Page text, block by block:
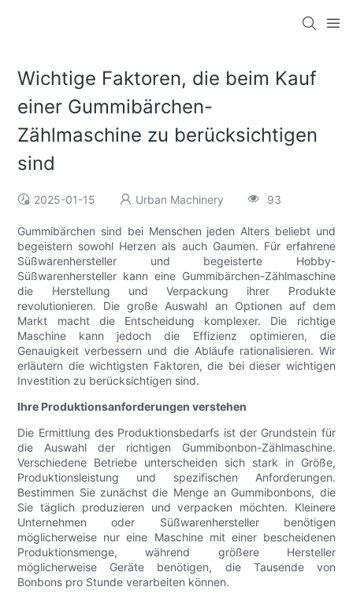
Wichtige Faktoren, die beim Kauf
einer Gummibärchen-
Zählmaschine zu berücksichtigen
sind
2025-01-15 Urban Machinery 93
Gummibärchen sind bei Menschen jeden Alters beliebt und
begeistern sowohl Herzen als auch Gaumen. Für erfahrene
Süßwarenhersteller und begeisterte Hobby-
Süßwarenhersteller kann eine Gummibärchen-Zählmaschine
die Herstellung und Verpackung ihrer Produkte
revolutionieren. Die große Auswahl an Optionen auf dem
Markt macht die Entscheidung komplexer. Die richtige
Maschine kann jedoch die Effizienz optimieren, die
Genauigkeit verbessern und die Abläufe rationalisieren. Wir
erläutern die wichtigsten Faktoren, die bei dieser wichtigen
Investition zu berücksichtigen sind.
Ihre Produktionsanforderungen verstehen
Die Ermittlung des Produktionsbedarfs ist der Grundstein für
die Auswahl der richtigen Gummibonbon-Zählmaschine.
Verschiedene Betriebe unterscheiden sich stark in Größe,
Produktionsleistung und spezifischen Anforderungen.
Bestimmen Sie zunächst die Menge an Gummibonbons, die
Sie täglich produzieren und verpacken möchten. Kleinere
Unternehmen oder Süßwarenhersteller benötigen
möglicherweise nur eine Maschine mit einer bescheidenen
Produktionsmenge, während größere Hersteller
möglicherweise Geräte benötigen, die Tausende von
Bonbons pro Stunde verarbeiten können.